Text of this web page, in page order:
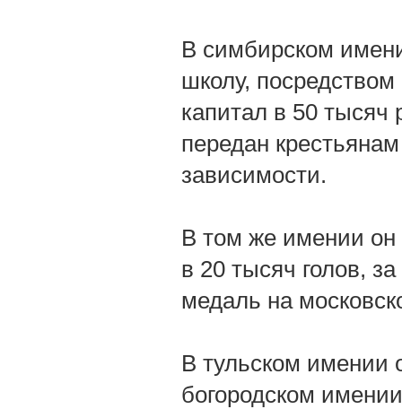
В симбирском
школу,
капитал в 50 тысяч
передан
зависимости.
В том же имении он
в 20 тысяч голов,
медаль на
В тульском имении
богородском